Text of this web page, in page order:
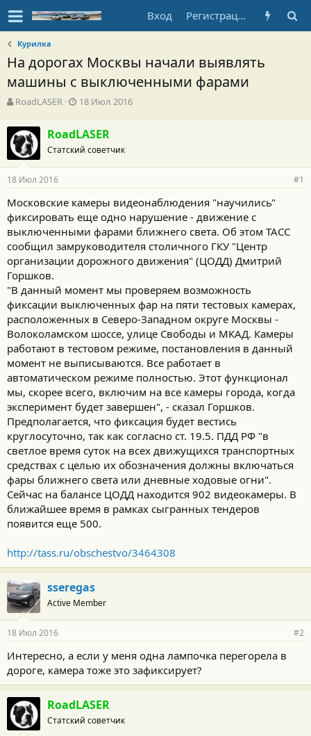
Вход Регистрация
Курилка
На дорогах Москвы начали выявлять
машины с выключенными фарами
А
т
о
р
т
е
м
ы
RoadLASER
Д
а
н
а
л
а
18 Июл 2016
RoadLASER
Статский советчик
18 Июл 2016 #1
Московские камеры видеонаблюдения "научились"
фиксировать еще одно нарушение - движение с
выключенными фарами ближнего света. Об этом ТАСС
сообщил замруководителя столичного ГКУ "Центр
организации дорожного движения" (ЦОДД) Дмитрий
Горшков.
"В данный момент мы проверяем возможность
фиксации выключенных фар на пяти тестовых камерах,
расположенных в Северо-Западном округе Москвы -
Волоколамском шоссе, улице Свободы и МКАД. Камеры
работают в тестовом режиме, постановления в данный
момент не выписываются. Все работает в
автоматическом режиме полностью. Этот функционал
мы, скорее всего, включим на все камеры города, когда
эксперимент будет завершен", - сказал Горшков.
Предполагается, что фиксация будет вестись
круглосуточно, так как согласно ст. 19.5. ПДД РФ "в
светлое время суток на всех движущихся транспортных
средствах с целью их обозначения должны включаться
фары ближнего света или дневные ходовые огни".
Сейчас на балансе ЦОДД находится 902 видеокамеры. В
ближайшее время в рамках сыгранных тендеров
появится еще 500.
http://tass.ru/obschestvo/3464308
sseregas
Active Member
18 Июл 2016 #2
Интересно, а если у меня одна лампочка перегорела в
дороге, камера тоже это зафиксирует?
RoadLASER
Статский советчик